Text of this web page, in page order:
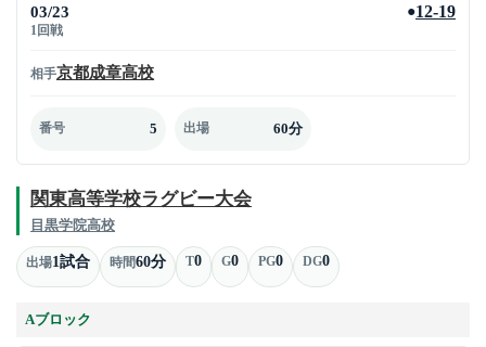
03/23
1回戦
●12-19
相手京都成章高校
番号 5 出場 60分
関東高等学校ラグビー大会
目黒学院高校
出場1試合 時間60分 T0 G0 PG0 DG0
Aブロック